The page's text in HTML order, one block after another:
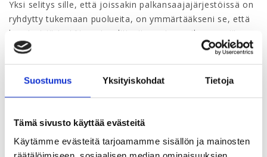
Suostumus Yksityiskohdat Tietoja
Tämä sivusto käyttää evästeitä
Käytämme evästeitä tarjoamamme sisällön ja mainosten
Yksi selitys sille, että joissakin palkansaajajärjestöissä on
ryhdytty tukemaan puolueita, on ymmärtääkseni se, että
kyseiset järjestöt ovat politisoituneet vuosikymmeniä
sitten. Joissakin liitoissa valitaan hallitus tai valtuusto
puoluepoliittisilla listoilla, jolloin rahan jakaminen
poliittisten valtasuhteiden mukaan on luonnollisempaa.
YTYssä ei ole ollut vastaavanlaista kehitystä. YTYn hallitus
Vaalivaliokunta on pyrkinyt varmistamaan tasapainon
ytyläisten alojen välillä, ei aatteellisten linjojen välillä.